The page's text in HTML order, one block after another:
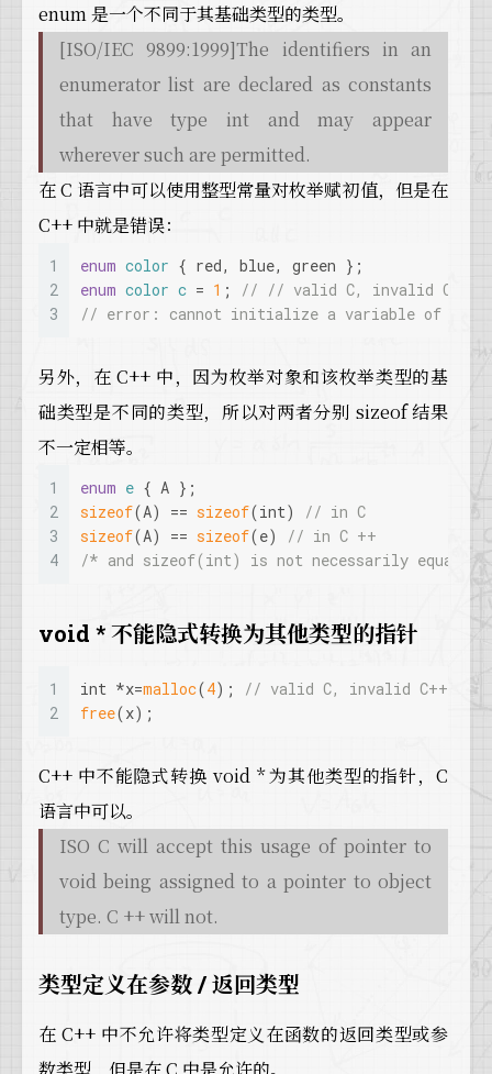
enum 是一个不同于其基础类型的类型。
[ISO/IEC 9899:1999]The identifiers in an
enumerator list are declared as constants
that have type int and may appear
wherever such are permitted.
在 C 语言中可以使用整型常量对枚举赋初值，但是在
C++ 中就是错误：
1
2
3
enum color { red, blue, green };
enum color c = 1 ;
// // valid C, invalid C++
// error: cannot initialize a variable of
另外，在 C++ 中，因为枚举对象和该枚举类型的基
础类型是不同的类型，所以对两者分别 sizeof 结果
不一定相等。
1
2
3
4
enum e { A };
sizeof(A) == sizeof(int)
// in C
sizeof(A) == sizeof(e)
// in C ++
/* and sizeof(int) is not necessarily equal
void * 不能隐式转换为其他类型的指针
1
2
int *x=malloc(4);
// valid C, invalid C++
free(x);
C++ 中不能隐式转换 void * 为其他类型的指针，C
语言中可以。
ISO C will accept this usage of pointer to
void being assigned to a pointer to object
type. C ++ will not.
类型定义在参数 / 返回类型
在 C++ 中不允许将类型定义在函数的返回类型或参